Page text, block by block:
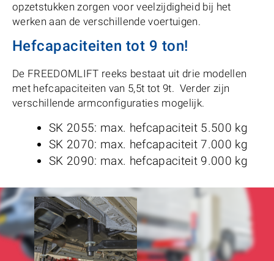
opzetstukken zorgen voor veelzijdigheid bij het
werken aan de verschillende voertuigen.
Hefcapaciteiten tot 9 ton!
De FREEDOMLIFT reeks bestaat uit drie modellen
met hefcapaciteiten van 5,5t tot 9t. Verder zijn
verschillende armconfiguraties mogelijk.
SK 2055: max. hefcapaciteit 5.500 kg
SK 2070: max. hefcapaciteit 7.000 kg
SK 2090: max. hefcapaciteit 9.000 kg